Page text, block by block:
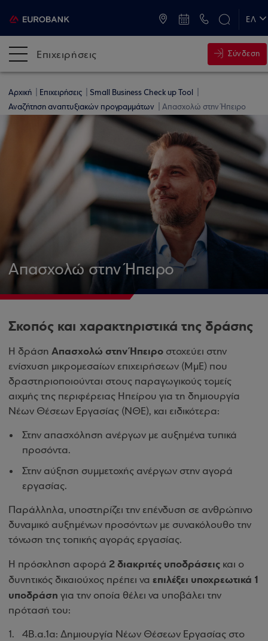
ΕΛ
Επιχειρήσεις Σύνδεση
Αρχική Επιχειρήσεις
Small Business Check up Tool
Αναζήτηση αναπτυξιακών προγραμμάτων
Απασχολώ στην Ήπειρο
Απασχολώ στην Ήπειρο
Σκοπός και χαρακτηριστικά της δράσης
H δράση Απασχολώ στην Ήπειρο στοχεύει στην
ενίσχυση μικρομεσαίων επιχειρήσεων (ΜμΕ) που
δραστηριοποιούνται στους παραγωγικούς τομείς
αιχμής της περιφέρειας Ηπείρου για τη δημιουργία
Νέων Θέσεων Εργασίας (ΝΘΕ), και ειδικότερα:
Στην απασχόληση ανέργων με αυξημένα τυπικά
προσόντα.
Στην αύξηση συμμετοχής ανέργων στην αγορά
εργασίας.
Παράλληλα, υποστηρίζει την επένδυση σε ανθρώπινο
δυναμικό αυξημένων προσόντων με συνακόλουθο την
τόνωση της τοπικής αγοράς εργασίας.
Η πρόσκληση αφορά 2 διακριτές υποδράσεις και ο
δυνητικός δικαιούχος πρέπει να επιλέξει υποχρεωτικά 1
υποδράση για την οποία θέλει να υποβάλει την
πρότασή του:
4Β.α.1α: Δημιουργία Νέων Θέσεων Εργασίας στο